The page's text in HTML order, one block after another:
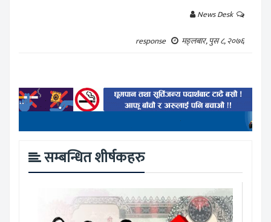
News Desk
response
मङ्लबार, पुस ८, २०७६
सम्बन्धित शीर्षकहरु